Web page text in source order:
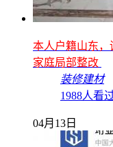
本人户籍山东
家庭局部整改
装修建材
1988人看
04月13日